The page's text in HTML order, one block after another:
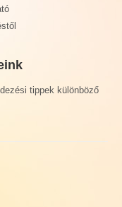
tippek különböző